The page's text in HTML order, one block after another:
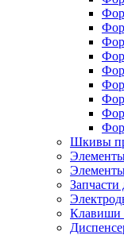
Шкивы
Запчасти
Клавиши